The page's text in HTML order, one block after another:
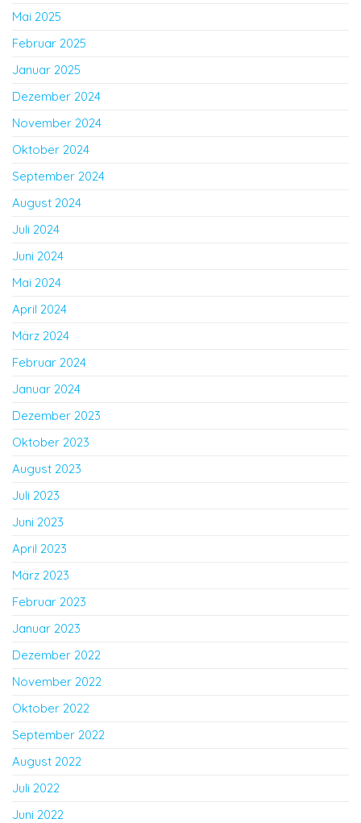
Mai 2025
Februar 2025
Januar 2025
Dezember 2024
November 2024
Oktober 2024
September 2024
August 2024
Juli 2024
Juni 2024
Mai 2024
April 2024
März 2024
Februar 2024
Januar 2024
Dezember 2023
Oktober 2023
August 2023
Juli 2023
Juni 2023
April 2023
März 2023
Februar 2023
Januar 2023
Dezember 2022
November 2022
Oktober 2022
September 2022
August 2022
Juli 2022
Juni 2022